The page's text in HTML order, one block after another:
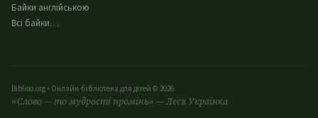
Байки англійською
Всі байки…
Biblioo.org • Онлайн-бібліотека для дітей © 2026
«Слово — то мудрості промінь» — Леся Українка